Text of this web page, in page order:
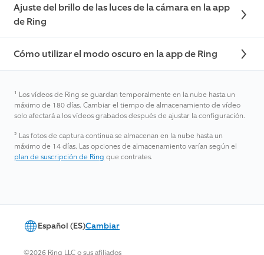
Ajuste del brillo de las luces de la cámara en la app
de Ring
Cómo utilizar el modo oscuro en la app de Ring
¹ Los vídeos de Ring se guardan temporalmente en la nube hasta un
máximo de 180 días. Cambiar el tiempo de almacenamiento de vídeo
solo afectará a los vídeos grabados después de ajustar la configuración.
² Las fotos de captura continua se almacenan en la nube hasta un
máximo de 14 días. Las opciones de almacenamiento varían según el
plan de suscripción de Ring que contrates.
Español (ES)Cambiar
©2026 Ring LLC o sus afiliados